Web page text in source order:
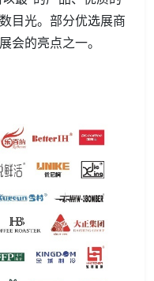
目光。部分优选展商
会的亮点之一。